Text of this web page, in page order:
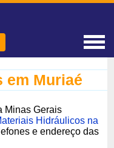
em Muriaé
Minas Gerais
Hidráulicos na
e endereço das